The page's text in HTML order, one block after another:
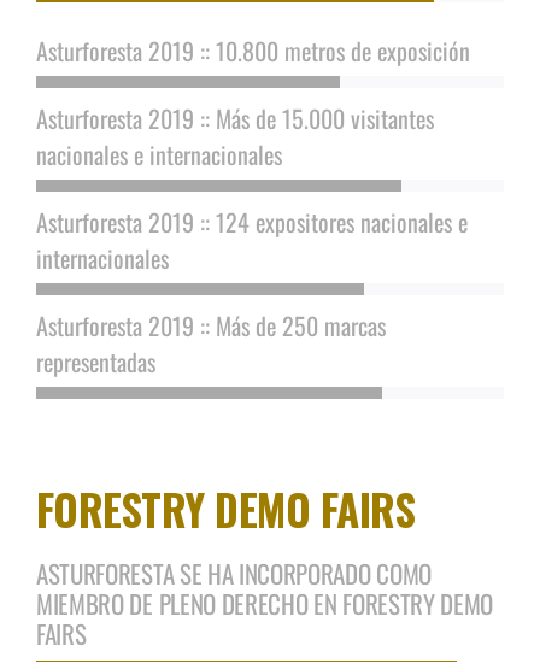
Asturforesta 2019 :: 10.800 metros de exposición
Asturforesta 2019 :: Más de 15.000 visitantes
nacionales e internacionales
Asturforesta 2019 :: 124 expositores nacionales e
internacionales
Asturforesta 2019 :: Más de 250 marcas
representadas
FORESTRY DEMO FAIRS
ASTURFORESTA SE HA INCORPORADO COMO
MIEMBRO DE PLENO DERECHO EN FORESTRY DEMO
FAIRS